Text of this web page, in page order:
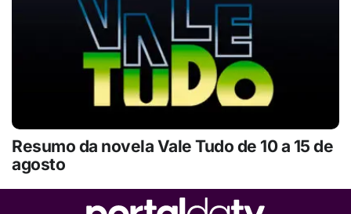
Resumo da novela Vale Tudo de 10 a 15 de
agosto